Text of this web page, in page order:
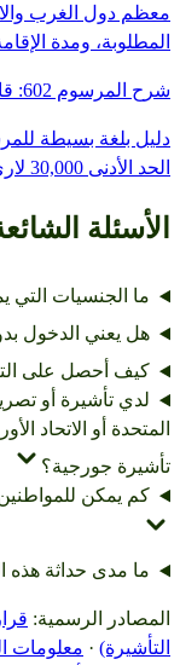
معظم دول الغرب
المطلوبة، ومدة
شرح المرسوم 602: قانون تأمين السفر في جورجيا
الحد الأدنى 30,000 لاري، الإعفاءات، وكيفية الالتزام عند الحدود.
الأسئلة
ما الجنسيات التي
هل يعني الدخول
كيف أحصل على
لدي تأشيرة أو
المتحدة أو الاتحاد
تأشيرة جورجية؟
كم يمكن
ما مدى حداثة هذه
المصادر الرسمية:
التأشيرة) · معلومات